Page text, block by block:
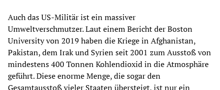
Auch das US-Militär ist ein massiver
Umweltverschmutzer. Laut einem Bericht der Boston
University von 2019 haben die Kriege in Afghanistan,
Pakistan, dem Irak und Syrien seit 2001 zum Ausstoß von
mindestens 400 Tonnen Kohlendioxid in die Atmosphäre
geführt. Diese enorme Menge, die sogar den
Gesamtausstoß vieler Staaten übersteigt, ist nur ein